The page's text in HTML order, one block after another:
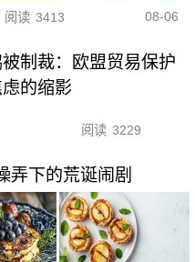
阅读 3413 08-06
制裁：欧盟贸易保护
的缩影
阅读 3229
弄下的荒诞闹剧